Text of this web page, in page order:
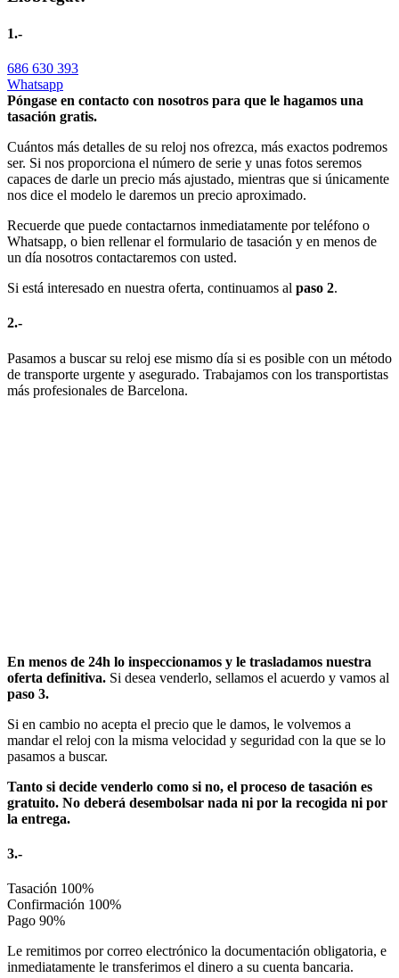
1.-
686 630 393
Whatsapp
Póngase en contacto con nosotros para que le hagamos una
tasación gratis.
Cuántos más detalles de su reloj nos ofrezca, más exactos podremos
ser. Si nos proporciona el número de serie y unas fotos seremos
capaces de darle un precio más ajustado, mientras que si únicamente
nos dice el modelo le daremos un precio aproximado.
Recuerde que puede contactarnos inmediatamente por teléfono o
Whatsapp, o bien rellenar el formulario de tasación y en menos de
un día nosotros contactaremos con usted.
Si está interesado en nuestra oferta, continuamos al paso 2.
2.-
Pasamos a buscar su reloj ese mismo día si es posible con un método
de transporte urgente y asegurado. Trabajamos con los transportistas
más profesionales de Barcelona.
En menos de 24h lo inspeccionamos y le trasladamos nuestra
oferta definitiva. Si desea venderlo, sellamos el acuerdo y vamos al
paso 3.
Si en cambio no acepta el precio que le damos, le volvemos a
mandar el reloj con la misma velocidad y seguridad con la que se lo
pasamos a buscar.
Tanto si decide venderlo como si no, el proceso de tasación es
gratuito. No deberá desembolsar nada ni por la recogida ni por
la entrega.
3.-
Tasación 100%
Confirmación 100%
Pago 90%
Le remitimos por correo electrónico la documentación obligatoria, e
inmediatamente le transferimos el dinero a su cuenta bancaria.